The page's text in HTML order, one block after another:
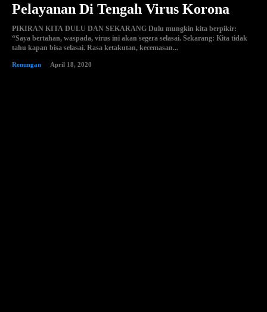
Pelayanan Di Tengah Virus Korona
PIKIRAN KITA DULU DAN SEKARANG Dulu mungkin kita berpikir:
“Saya bertahan, waspada, virus ini akan segera selasai. Sekarang: Kita tidak
tahu kapan bisa selasai. Rasa ketakutan, kecemasan...
Renungan April 18, 2020